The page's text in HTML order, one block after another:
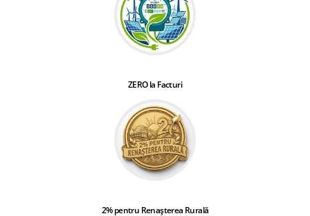
ZERO la Facturi
2% pentru Renașterea Rurală